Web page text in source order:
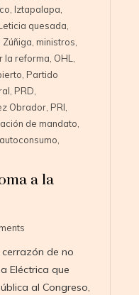
, Iztapalapa,
quesada,
, ministros,
la reforma, OHL,
, Partido
, PRD,
Obrador, PRI,
de mandato,
,
a la
de no
Eléctrica que
al Congreso,